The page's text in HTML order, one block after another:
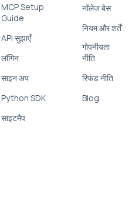
MCP Setup
Guide
API सुझाएँ
लॉगिन
साइन अप
Python SDK
साइटमैप
नॉलेज बेस
नियम और शर्तें
गोपनीयता
नीति
रिफंड नीति
Blog